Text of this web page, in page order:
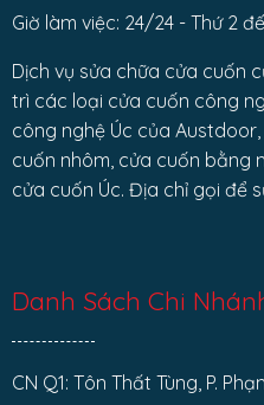
Giờ làm việc: 24/24 - Thứ 2
Dịch vụ sửa chữa cửa cuốn
trì các loại cửa cuốn công
công nghệ Úc của
cuốn nhôm, cửa cuốn bằng
cửa cuốn Úc. Địa chỉ gọi để
Danh Sách Chi
CN Q1: Tôn Thất Tùng, P.